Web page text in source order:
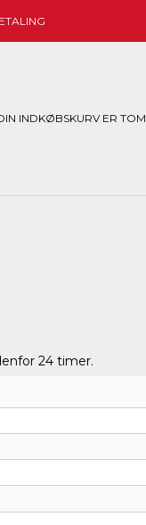
INDKØBSKURV ER TOM
24 timer.